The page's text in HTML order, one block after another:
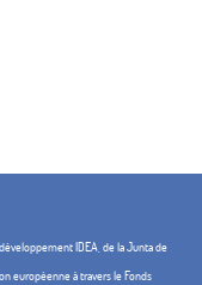
IDEA, de la Junta de
européenne à travers le Fonds